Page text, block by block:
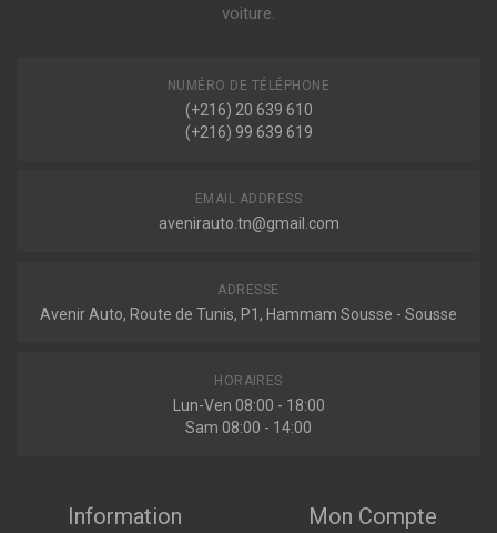
voiture.
NUMÉRO DE TÉLÉPHONE
(+216) 20 639 610
(+216) 99 639 619
EMAIL ADDRESS
avenirauto.tn@gmail.com
ADRESSE
Avenir Auto, Route de Tunis, P1, Hammam Sousse - Sousse
HORAIRES
Lun-Ven 08:00 - 18:00
Sam 08:00 - 14:00
Information Mon Compte